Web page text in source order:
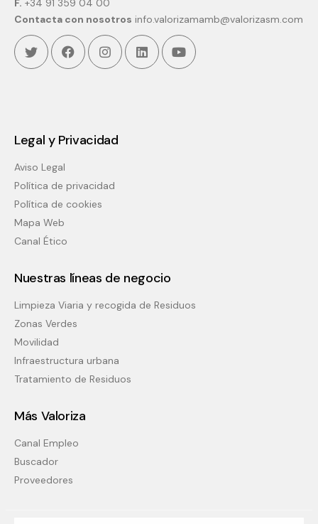
F. +34 91 359 04 00
Contacta con nosotros info.valorizamamb@valorizasm.com
TwitterFacebookInstagramLinkedinYoutube
Legal y Privacidad
Aviso Legal
Política de privacidad
Política de cookies
Mapa Web
Canal Ético
Nuestras líneas de negocio
Limpieza Viaria y recogida de Residuos
Zonas Verdes
Movilidad
Infraestructura urbana
Tratamiento de Residuos
Más Valoriza
Canal Empleo
Buscador
Proveedores